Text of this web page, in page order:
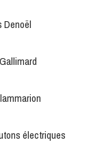
Denoël
électriques